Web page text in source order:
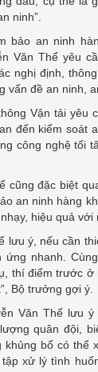
ninh”.
bảo an ninh
Văn Thể yêu
nghị định,
vấn đề an ninh,
Vận tải yêu
đến kiểm soát
công nghệ tối
cũng đặc biệt
an ninh hàng
hiệu quả với
lưu ý, nếu cần
ứng nhanh.
thí điểm trước ở
Bộ trưởng gợi ý.
Văn Thể lưu
quân đội,
khủng bố có thể
xử lý tình